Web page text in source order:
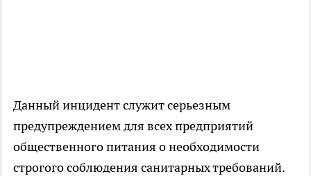
Данный инцидент служит серьезным
предупреждением для всех предприятий
общественного питания о необходимости
строгого соблюдения санитарных требований.